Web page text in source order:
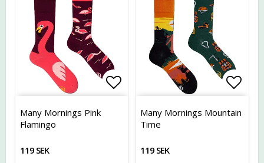
Lägg till i favoritlistan
Many Mornings Pink
Flamingo
119 SEK
Many Mornings Mountain
Time
119 SEK